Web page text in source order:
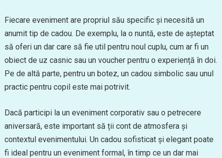
Fiecare eveniment are propriul său specific și necesită un
anumit tip de cadou. De exemplu, la o nuntă, este de așteptat
să oferi un dar care să fie util pentru noul cuplu, cum ar fi un
obiect de uz casnic sau un voucher pentru o experiență în doi.
Pe de altă parte, pentru un botez, un cadou simbolic sau unul
practic pentru copil este mai potrivit.
Dacă participi la un eveniment corporativ sau o petrecere
aniversară, este important să ții cont de atmosfera și
contextul evenimentului. Un cadou sofisticat și elegant poate
fi ideal pentru un eveniment formal, în timp ce un dar mai